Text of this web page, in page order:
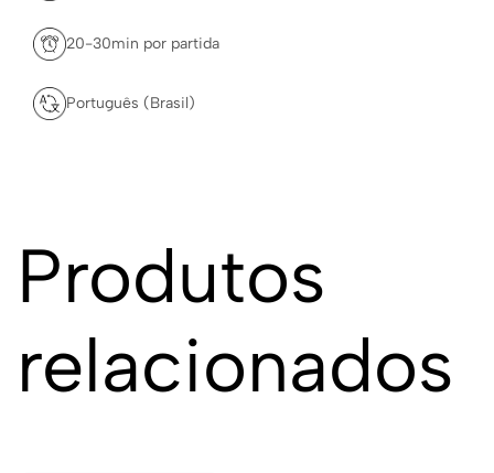
20-30min por partida
Português (Brasil)
Produtos
relacionados